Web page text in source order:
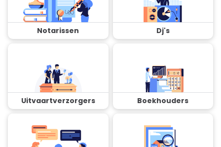
Notarissen Dj's
Uitvaartverzorgers Boekhouders